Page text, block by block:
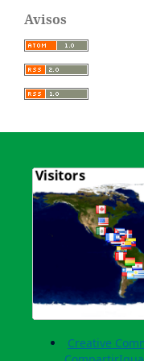
Avisos
Creative